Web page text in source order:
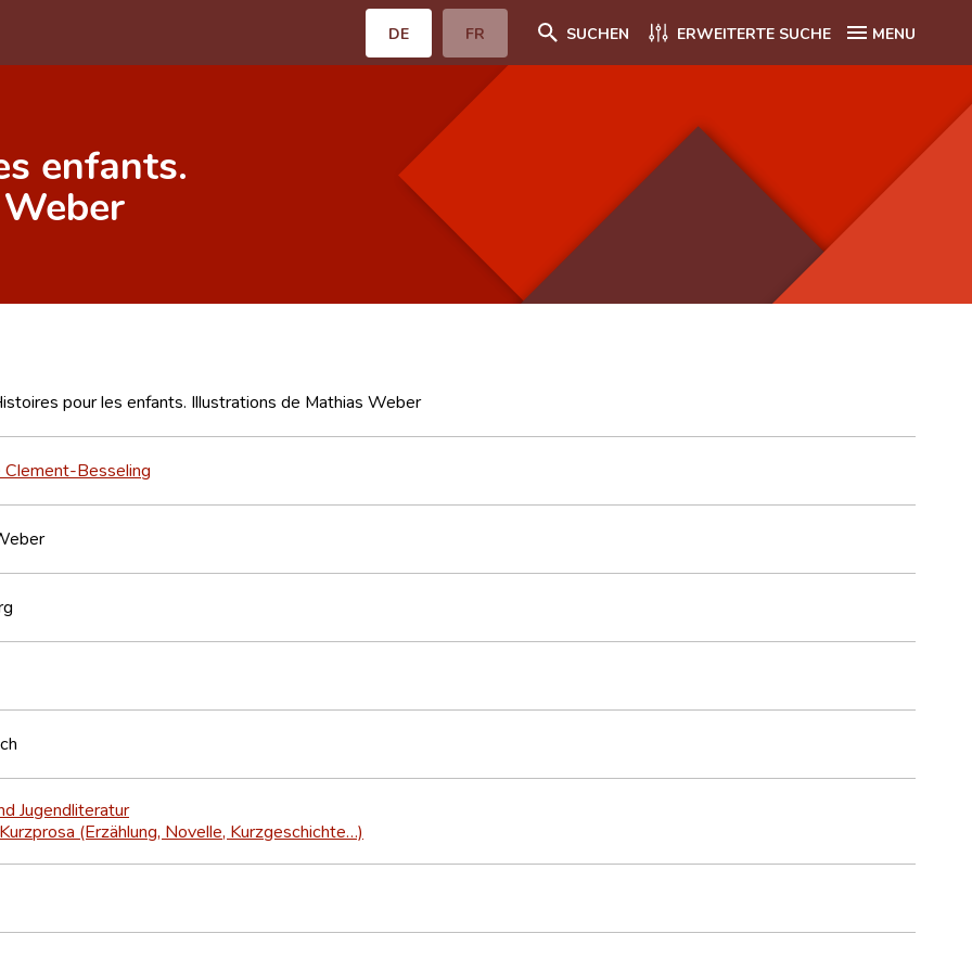
DE FR SUCHEN ERWEITERTE SUCHE MENU
enfants.
pour les enfants. Illustrations de Mathias Weber
Besseling
Jugendliteratur
Kurzprosa (Erzählung, Novelle, Kurzgeschichte…)